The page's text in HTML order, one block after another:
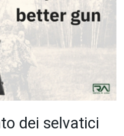
dei selvatici